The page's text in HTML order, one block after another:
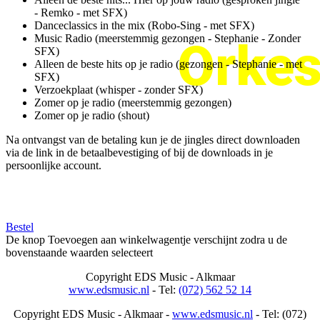
- Remko - met SFX)
Danceclassics in the mix (Robo-Sing - met SFX)
Music Radio (meerstemmig gezongen - Stephanie - Zonder
SFX)
Alleen de beste hits op je radio (gezongen - Stephanie - met
SFX)
Verzoekplaat (whisper - zonder SFX)
Zomer op je radio (meerstemmig gezongen)
Zomer op je radio (shout)
Na ontvangst van de betaling kun je de jingles direct downloaden
via de link in de betaalbevestiging of bij de downloads in je
persoonlijke account.
Bestel
De knop Toevoegen aan winkelwagentje verschijnt zodra u de
bovenstaande waarden selecteert
CopyrightEDS Music - Alkmaar
www.edsmusic.nl - Tel: (072) 562 52 14
CopyrightEDS Music - Alkmaar - www.edsmusic.nl - Tel: (072)